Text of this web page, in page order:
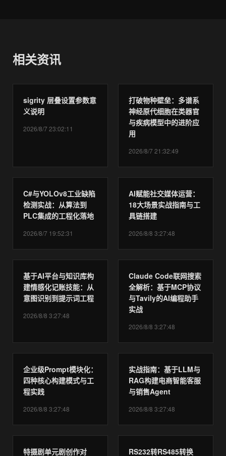
相关资讯
sigrity 层叠设置参数意
义说明
2026/8/7 23:02:11
打破物种壁垒：多谱系
神经原代细胞在类器官
与疾病模型中的进阶应
用
2026/8/7 21:32:49
C#与YOLOv8工业缺陷
检测实战：从算法到
PLC集成的工程化落地
2026/8/7 19:52:31
AI赋能社交媒体运营：
18大场景实战指南与工
具链搭建
2026/8/8 3:27:48
基于AI平台与知识库构
建情感化记账技能：从
意图识别到提示词工程
2026/8/8 3:27:48
Claude Code联网搜索
全解析：基于MCP协议
与Tavily的AI编程助手
实战
2026/8/8 3:27:48
企业级Prompt模块化：
四种核心构建模式与工
程实践
2026/8/8 3:27:48
实战指南：基于LLM与
RAG构建电商智能客服
与销售Agent
2026/8/8 3:27:48
特摄剧单元剧创作对
RS232转RS485转换